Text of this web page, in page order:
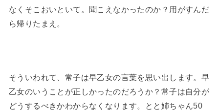
なくそこおいといて。聞こえなかったのか？用がすんだ
ら帰りたまえ。
そういわれて、常子は早乙女の言葉を思い出します。早
乙女のいうことが正しかったのだろうか？常子は自分が
どうするべきかわからなくなります。とと姉ちゃん50